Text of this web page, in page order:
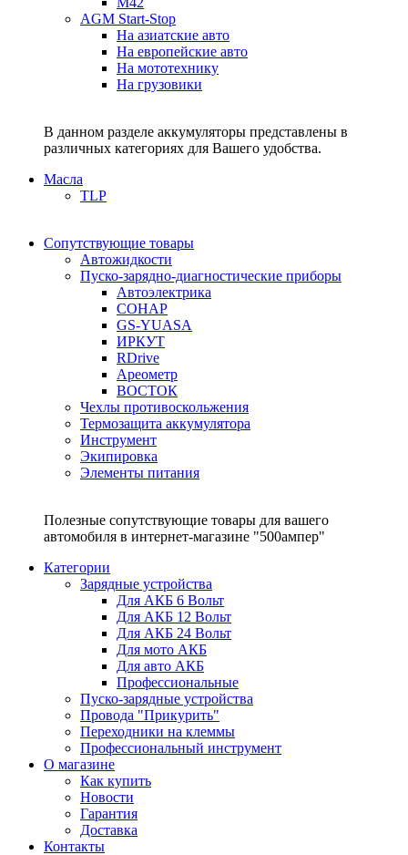
AGM Start-Stop
На азиатские авто
На европейские авто
На мототехнику
На грузовики
В данном разделе аккумуляторы представлены в
различных категориях для Вашего удобства.
Масла
TLP
Сопутствующие товары
Автожидкости
Пуско-зарядно-диагностические приборы
Автоэлектрика
СОНАР
GS-YUASA
ИРКУТ
RDrive
Ареометр
ВОСТОК
Чехлы противоскольжения
Термозащита аккумулятора
Инструмент
Экипировка
Элементы питания
Полезные сопутствующие товары для вашего
автомобиля в интернет-магазине "500ампер"
Категории
Зарядные устройства
Для АКБ 6 Вольт
Для АКБ 12 Вольт
Для АКБ 24 Вольт
Для мото АКБ
Для авто АКБ
Профессиональные
Пуско-зарядные устройства
Провода "Прикурить"
Переходники на клеммы
Профессиональный инструмент
О магазине
Как купить
Новости
Гарантия
Доставка
Контакты